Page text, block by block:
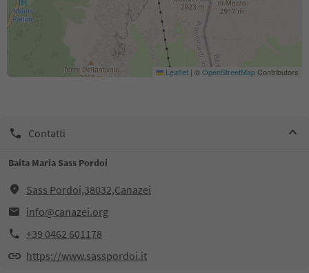
Leaflet | ©OpenStreetMapContributors
Contatti
Baita Maria Sass Pordoi
Sass Pordoi,38032,Canazei
info@canazei.org
+39 0462 601178
https://www.sasspordoi.it